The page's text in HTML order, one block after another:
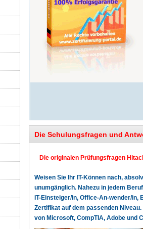
Die Schulungsfragen und
Die originalen Prüfungsfragen
Weisen Sie Ihr IT-Können nach,
unumgänglich. Nahezu in jedem
IT-Einsteiger/in, Office-An-wender/
Zertifikat auf dem passenden
von Microsoft, CompTIA, Adobe und